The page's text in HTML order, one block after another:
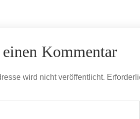
Kommentar
wird nicht veröffentlicht.